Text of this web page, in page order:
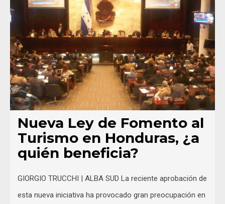
Nueva Ley de Fomento al
Turismo en Honduras, ¿a
quién beneficia?
GIORGIO TRUCCHI | ALBA SUD La reciente aprobación de
esta nueva iniciativa ha provocado gran preocupación en